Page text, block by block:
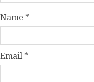
Name *
Email *